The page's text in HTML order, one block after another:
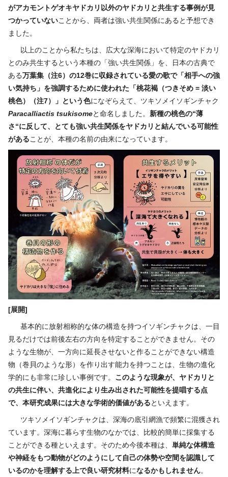
がアカモントゲオキヤドカリ以外のヤドカリと共生する事例が見
つかっていないことから、両者は強い共生関係にあると予想でき
ました。
以上のことから私たちは、広大な深海において特定のヤドカリ
とのみ共生するという本種の「強い共生関係」を、日本の古典で
ある万葉集 （注6） の12巻に収録されている愛の歌で「相手への強
い気持ち」を強調するために使われた「桃花褐 （つきそめ = 淡い
桃色）（注7） 」という色になぞらえて、ツキソメイソギンチャク
Paracalliactis tsukisomeと命名しました。 新種の桃色の“薄
さ“に反して、とても強い共生関係をヤドカリと結んでいる可能性
があることが、本種の名前の由来になっています。
[展開]
基本的に放射相称的な体の構造を持つイソギンチャクは、一目
見るだけでは前後左右の方向を特定することができません。その
ような生物が、一方向に延長させないと作ることができない構造
物（巻貝のような形）を作り出す能力を持つことは、生物の進化
学的にも非常に珍しい事例です。 このような現象が、ヤドカリと
の共生に伴い、共進化により生み出された可能性を提唱する点
で、本研究成果には大きな学術的価値があるといえます。
ツキソメイソギンチャクは、深海の底引網漁で頻繁に混獲され
ています。深海に暮らす生物のなかでは、比較的簡単に採集する
ことができる種といえます。そのため今後本種は、 単純な体構造
や神経をもつ動物がどのようにして自己の体勢や空間を認識して
いるのかを理解する上で良い研究材料になるかもしれません。